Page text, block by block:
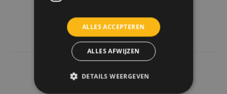
4441reviews
ALLES ACCEPTEREN
ALLES AFWIJZEN
DETAILS WEERGEVEN